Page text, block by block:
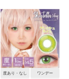
度あり・なし ワンデー